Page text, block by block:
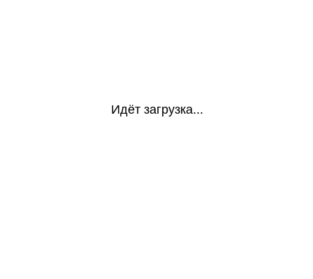
Идёт загрузка...